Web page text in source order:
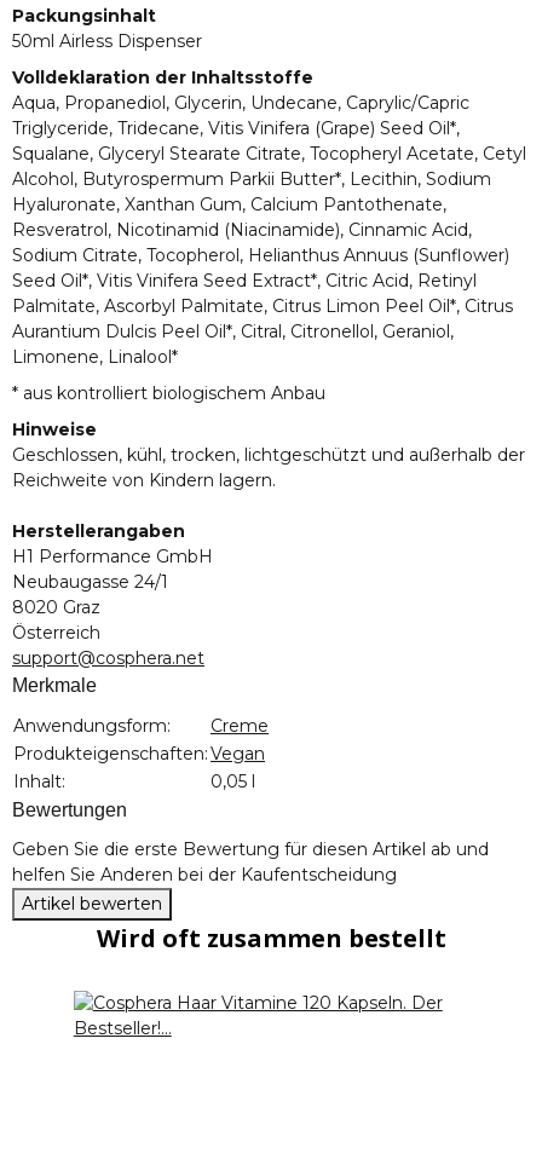
Packungsinhalt
50ml Airless Dispenser
Volldeklaration der Inhaltsstoffe
Aqua, Propanediol, Glycerin, Undecane, Caprylic/Capric
Triglyceride, Tridecane, Vitis Vinifera (Grape) Seed Oil*,
Squalane, Glyceryl Stearate Citrate, Tocopheryl Acetate, Cetyl
Alcohol, Butyrospermum Parkii Butter*, Lecithin, Sodium
Hyaluronate, Xanthan Gum, Calcium Pantothenate,
Resveratrol, Nicotinamid (Niacinamide), Cinnamic Acid,
Sodium Citrate, Tocopherol, Helianthus Annuus (Sunflower)
Seed Oil*, Vitis Vinifera Seed Extract*, Citric Acid, Retinyl
Palmitate, Ascorbyl Palmitate, Citrus Limon Peel Oil*, Citrus
Aurantium Dulcis Peel Oil*, Citral, Citronellol, Geraniol,
Limonene, Linalool*
* aus kontrolliert biologischem Anbau
Hinweise
Geschlossen, kühl, trocken, lichtgeschützt und außerhalb der
Reichweite von Kindern lagern.
Herstellerangaben
H1 Performance GmbH
Neubaugasse 24/1
8020 Graz
Österreich
support@cosphera.net
Merkmale
Produkteigenschaft
Wert
Anwendungsform:
Creme
Produkteigenschaften:Vegan
Inhalt:
0,05 l
Bewertungen
Geben Sie die erste Bewertung für diesen Artikel ab und
helfen Sie Anderen bei der Kaufentscheidung
Artikel bewerten
Wird oft zusammen bestellt